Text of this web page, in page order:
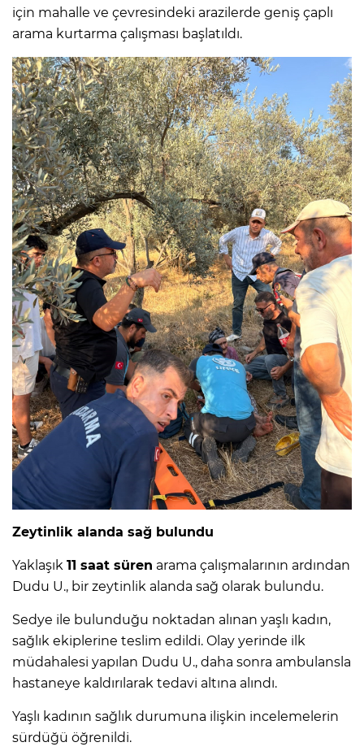
için mahalle ve çevresindeki arazilerde geniş çaplı
arama kurtarma çalışması başlatıldı.
Zeytinlik alanda sağ bulundu
Yaklaşık 11 saat süren arama çalışmalarının ardından
Dudu U., bir zeytinlik alanda sağ olarak bulundu.
Sedye ile bulunduğu noktadan alınan yaşlı kadın,
sağlık ekiplerine teslim edildi. Olay yerinde ilk
müdahalesi yapılan Dudu U., daha sonra ambulansla
hastaneye kaldırılarak tedavi altına alındı.
Yaşlı kadının sağlık durumuna ilişkin incelemelerin
sürdüğü öğrenildi.